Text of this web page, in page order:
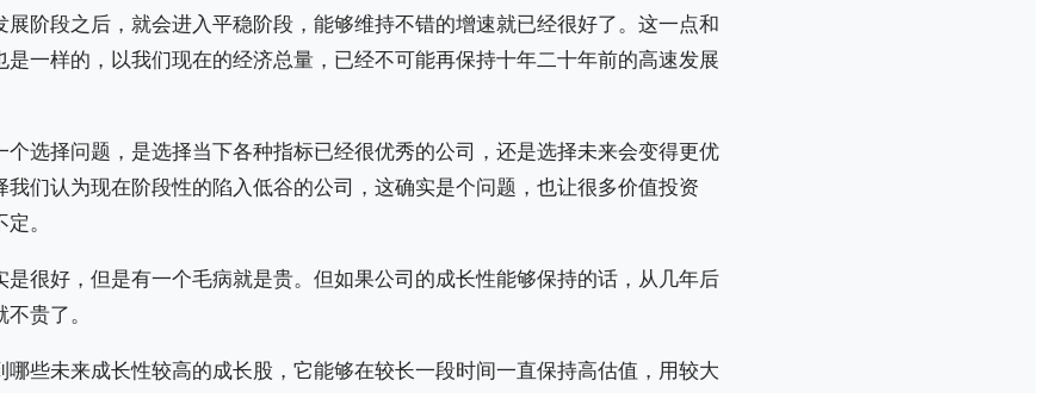
阶段之后，就会进入平稳阶段，能够维持不错的增速就已经很好了。这一点和
一样的，以我们现在的经济总量，已经不可能再保持十年二十年前的高速发展
个选择问题，是选择当下各种指标已经很优秀的公司，还是选择未来会变得更优
们认为现在阶段性的陷入低谷的公司，这确实是个问题，也让很多价值投资
。
是很好，但是有一个毛病就是贵。但如果公司的成长性能够保持的话，从几年后
贵了。
哪些未来成长性较高的成长股，它能够在较长一段时间一直保持高估值，用较大